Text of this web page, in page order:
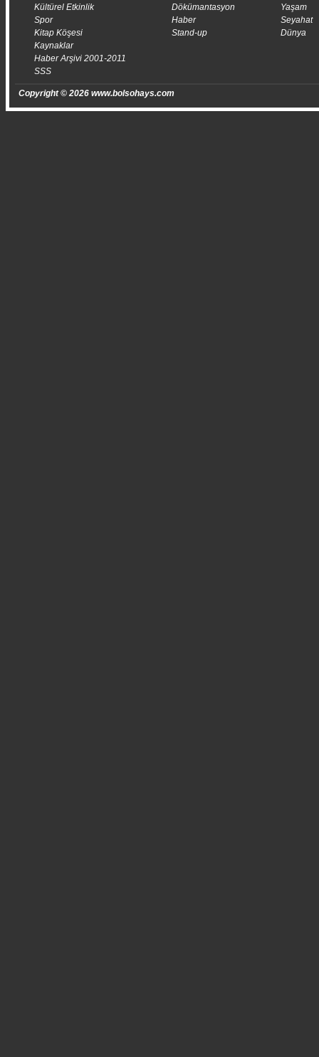
Kültürel Etkinlik
Spor
Kitap Köşesi
Kaynaklar
Haber Arşivi 2001-2011
SSS
Dökümantasyon
Haber
Stand-up
Yaşam
Seyahat
Dünya
Copyright © 2026 www.bolsohays.com